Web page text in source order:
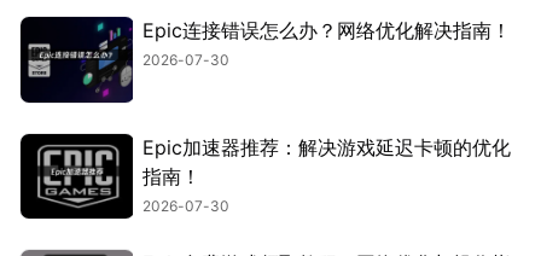
Epic连接错误怎么办？网络优化解决指南！
2026-07-30
Epic加速器推荐：解决游戏延迟卡顿的优化
指南！
2026-07-30